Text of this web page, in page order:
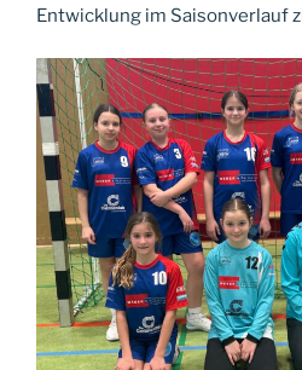
Entwicklung im Saisonverlauf